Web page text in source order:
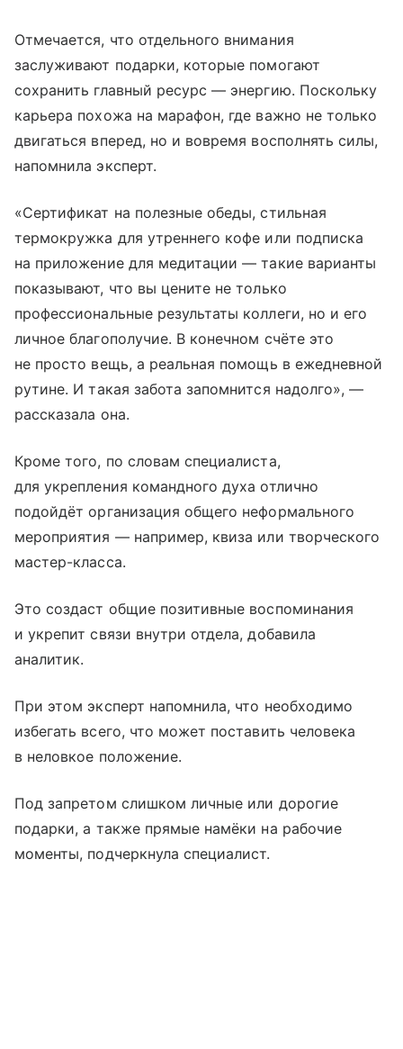
Отмечается, что отдельного внимания
заслуживают подарки, которые помогают
сохранить главный ресурс — энергию. Поскольку
карьера похожа на марафон, где важно не только
двигаться вперед, но и вовремя восполнять силы,
напомнила эксперт.
«Сертификат на полезные обеды, стильная
термокружка для утреннего кофе или подписка
на приложение для медитации — такие варианты
показывают, что вы цените не только
профессиональные результаты коллеги, но и его
личное благополучие. В конечном счёте это
не просто вещь, а реальная помощь в ежедневной
рутине. И такая забота запомнится надолго», —
рассказала она.
Кроме того, по словам специалиста,
для укрепления командного духа отлично
подойдёт организация общего неформального
мероприятия — например, квиза или творческого
мастер-класса.
Это создаст общие позитивные воспоминания
и укрепит связи внутри отдела, добавила
аналитик.
При этом эксперт напомнила, что необходимо
избегать всего, что может поставить человека
в неловкое положение.
Под запретом слишком личные или дорогие
подарки, а также прямые намёки на рабочие
моменты, подчеркнула специалист.